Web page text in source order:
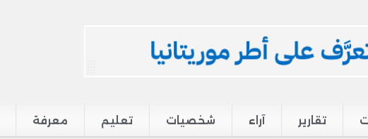
تقارير آراء شخصيات تعليم معرفة